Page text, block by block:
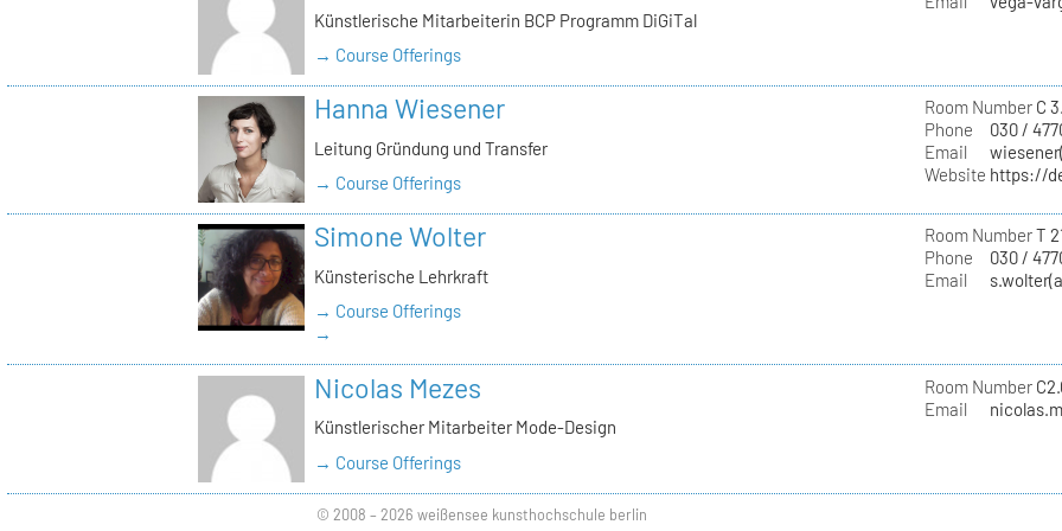
Künstlerische Mitarbeiterin BCP Programm DiGiTal
→ Course Offerings
Hanna Wiesener
Leitung Gründung und Transfer
→ Course Offerings
Room NumberC
Phone
030 /
Email
Website https://
Simone Wolter
Künsterische Lehrkraft
→ Course Offerings
→
Room NumberT
Phone
030 /
Email
Nicolas Mezes
Künstlerischer Mitarbeiter Mode-Design
→ Course Offerings
Room Number
Email
© 2008 – 2026 weißensee kunsthochschule berlin